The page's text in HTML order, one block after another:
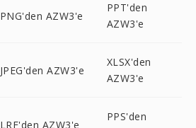
PNG'den AZW3'e
PPT'den
AZW3'e
JPEG'den AZW3'e
XLSX'den
AZW3'e
LRF'den AZW3'e
PPS'den